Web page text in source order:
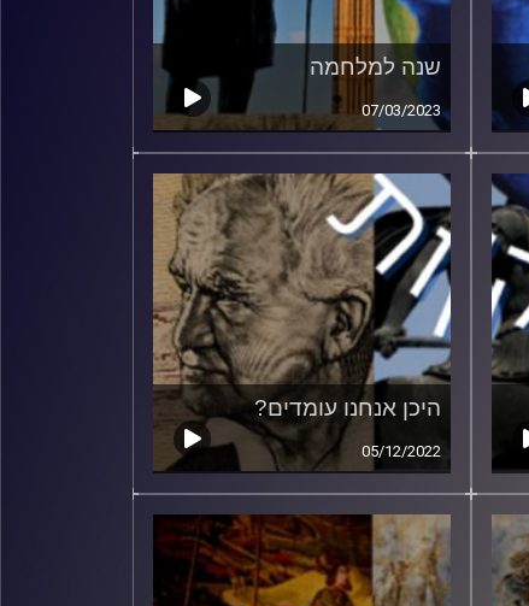
שנה למלחמה
07/03/2023
היכן אנחנו עומדים?
05/12/2022